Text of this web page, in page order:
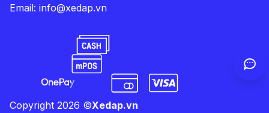
Email: info@xedap.vn
Copyright 2026 ©Xedap.vn